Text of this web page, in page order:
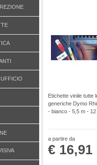
Etichette vinile tutte
generiche Dymo
- bianco - 5,5 m -
a partire da
€ 16,91